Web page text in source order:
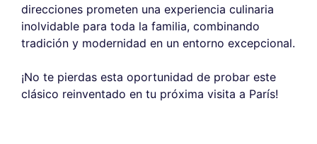
direcciones prometen una experiencia culinaria
inolvidable para toda la familia, combinando
tradición y modernidad en un entorno excepcional.
¡No te pierdas esta oportunidad de probar este
clásico reinventado en tu próxima visita a París!